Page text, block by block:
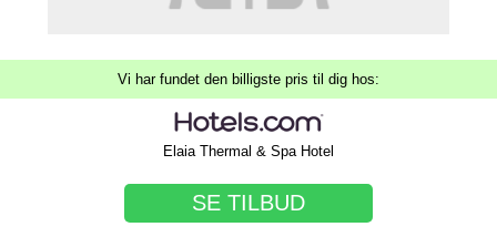
Vi har fundet den billigste pris til dig hos:
Elaia Thermal & Spa Hotel
SE TILBUD